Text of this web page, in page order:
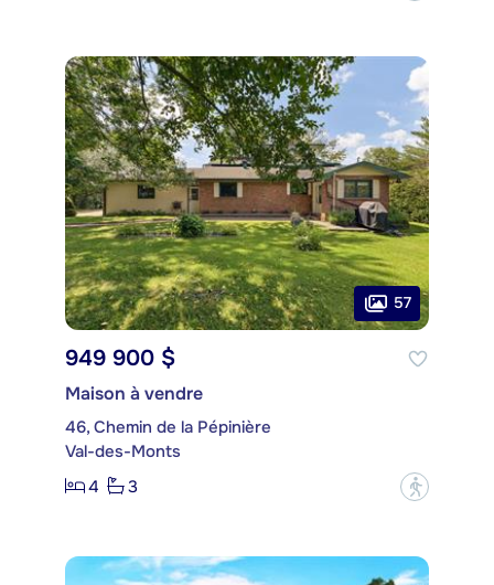
57
949 900 $
Maison à vendre
46, Chemin de la Pépinière
Val-des-Monts
4
3 ?